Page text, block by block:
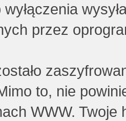
wyłączenia
przez
to, nie
WWW. Twoje